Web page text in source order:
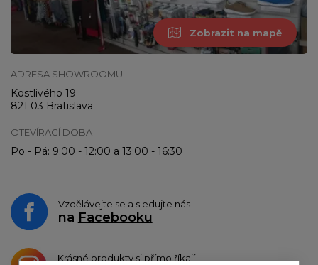
Zobrazit na mapě
ADRESA SHOWROOMU
Kostlivého 19
821 03 Bratislava
OTEVÍRACÍ DOBA
Po - Pá: 9:00 - 12:00 a 13:00 - 16:30
Vzdělávejte se a sledujte nás
na Facebooku
Krásné produkty si přímo říkají